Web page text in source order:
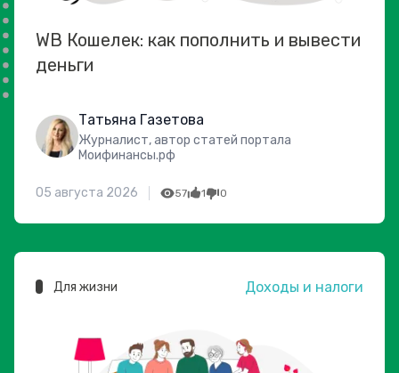
WB Кошелек: как пополнить и вывести
деньги
Татьяна Газетова
Журналист, автор статей портала
Моифинансы.рф
05 августа 2026 57 1 0
Для жизни Доходы и налоги